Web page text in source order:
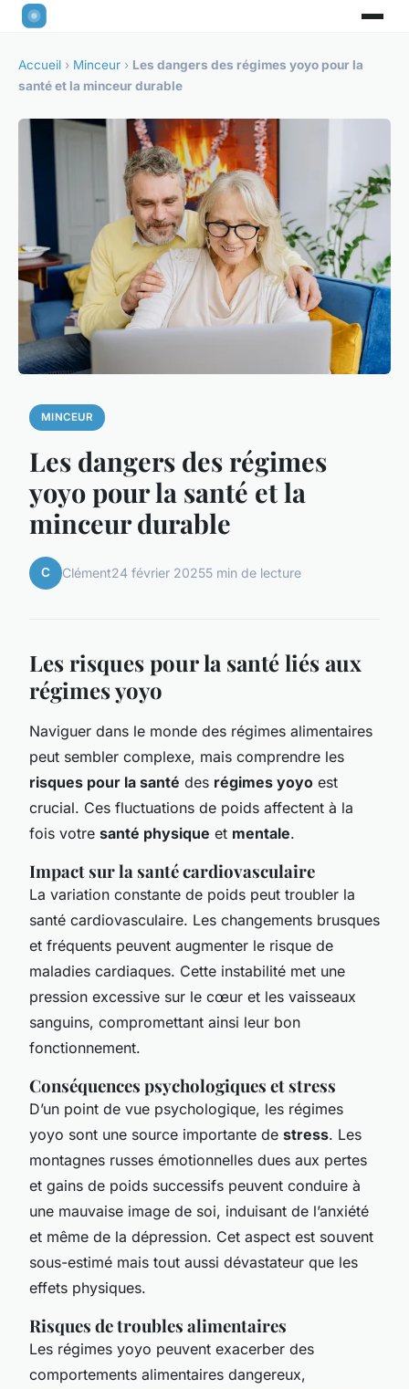
Accueil › Minceur › Les dangers des régimes yoyo pour la
santé et la minceur durable
MINCEUR
Les dangers des régimes
yoyo pour la santé et la
minceur durable
C Clément24 février 20255 min de lecture
Les risques pour la santé liés aux
régimes yoyo
Naviguer dans le monde des régimes alimentaires
peut sembler complexe, mais comprendre les
risques pour la santé des régimes yoyo est
crucial. Ces fluctuations de poids affectent à la
fois votre santé physique et mentale.
Impact sur la santé cardiovasculaire
La variation constante de poids peut troubler la
santé cardiovasculaire. Les changements brusques
et fréquents peuvent augmenter le risque de
maladies cardiaques. Cette instabilité met une
pression excessive sur le cœur et les vaisseaux
sanguins, compromettant ainsi leur bon
fonctionnement.
Conséquences psychologiques et stress
D’un point de vue psychologique, les régimes
yoyo sont une source importante de stress. Les
montagnes russes émotionnelles dues aux pertes
et gains de poids successifs peuvent conduire à
une mauvaise image de soi, induisant de l’anxiété
et même de la dépression. Cet aspect est souvent
sous-estimé mais tout aussi dévastateur que les
effets physiques.
Risques de troubles alimentaires
Les régimes yoyo peuvent exacerber des
comportements alimentaires dangereux,